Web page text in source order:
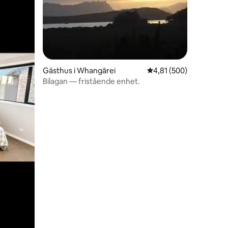
Gästhus i Whangārei 4,81 av 5 i
4,81 (500)
Bilagan — fristående enhet.